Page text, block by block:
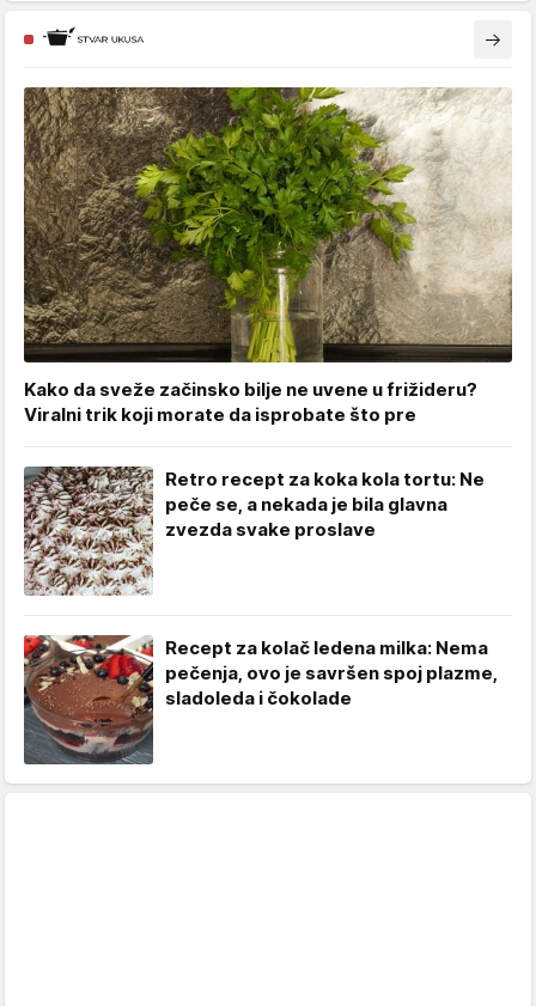
Kako da sveže začinsko bilje ne uvene u frižideru?
Viralni trik koji morate da isprobate što pre
Retro recept za koka kola tortu: Ne
peče se, a nekada je bila glavna
zvezda svake proslave
Recept za kolač ledena milka: Nema
pečenja, ovo je savršen spoj plazme,
sladoleda i čokolade